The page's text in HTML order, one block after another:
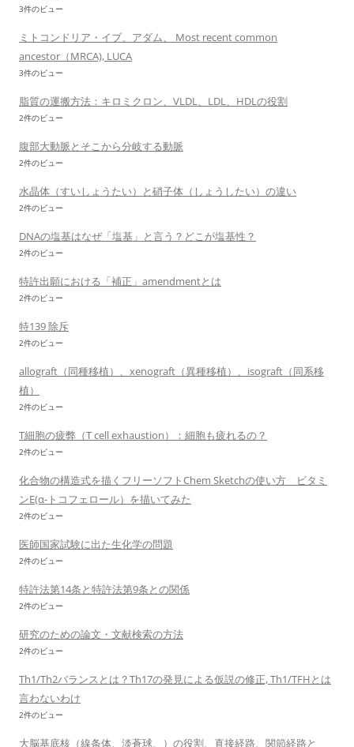
3件のビュー
ミトコンドリア・イブ、アダム、 Most recent common
ancestor（MRCA), LUCA
3件のビュー
脂質の運搬方法：キロミクロン、VLDL、LDL、HDLの役割
2件のビュー
腹部大動脈とそこから分岐する動脈
2件のビュー
水晶体（すいしょうたい）と硝子体（しょうしたい）の違い
2件のビュー
DNAの塩基はなぜ「塩基」と言う？どこが塩基性？
2件のビュー
特許出願における「補正」amendmentとは
2件のビュー
特139 除斥
2件のビュー
allograft（同種移植）、xenograft（異種移植）、isograft（同系移
植）
2件のビュー
T細胞の疲弊（T cell exhaustion）：細胞も疲れるの？
2件のビュー
化合物の構造式を描くフリーソフトChem Sketchの使い方 ビタミ
ンE(α-トコフェロール）を描いてみた
2件のビュー
医師国家試験に出た生化学の問題
2件のビュー
特許法第14条と特許法第9条との関係
2件のビュー
研究のための論文・文献検索の方法
2件のビュー
Th1/Th2バランスとは？Th17の発見による仮説の修正, Th1/TFHとは
言わないわけ
2件のビュー
大脳基底核（線条体、淡蒼球、）の役割、直接経路、関節経路と